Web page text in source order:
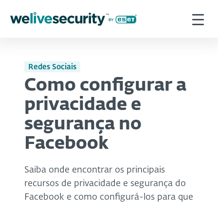
Redes Sociais
Como configurar a
privacidade e
segurança no
Facebook
Saiba onde encontrar os principais
recursos de privacidade e segurança do
Facebook e como configurá-los para que